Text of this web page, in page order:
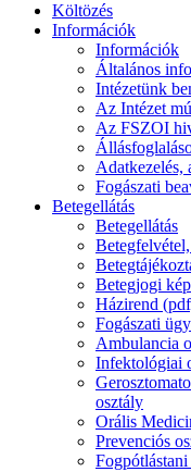
Költözés
Információk
Információk
Általános
Intézetünk
Az Intézet
Az FSZOI
Adatkezelés,
Fogászati
Betegellátás
Betegellátás
Betegjogi
Házirend
Fogászati
Ambulancia
Infektológiai
osztály
Orális
Prevenciós